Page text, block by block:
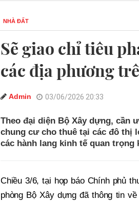
NHÀ ĐẤT
Sẽ giao chỉ tiêu
các địa phương
Admin 03/06/2026 20:33
Theo đại diện Bộ Xây dựng, cần
chung cư cho thuê tại các đô thị
các hành lang kinh tế quan trọng
Chiều 3/6, tại họp báo Chính phủ
phòng Bộ Xây dựng đã thông tin